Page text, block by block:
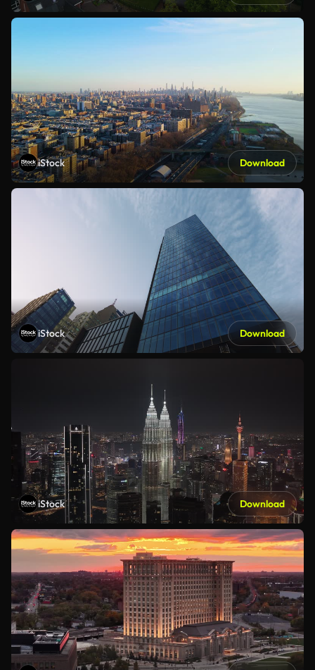
iStock Download
iStock Download
iStock Download